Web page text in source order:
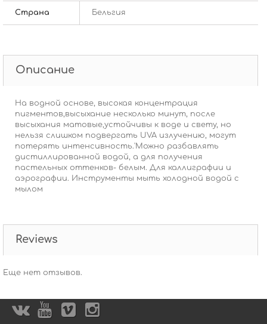
Страна Бельгия
Описание
На водной основе, высокая концентрация
пигментов,высыхание несколько минут, после
высыхания матовые,устойчивы к воде и свету, но
нельзя слишком подвергать UVA излучению, могут
потерять интенсивность.'Можно разбавлять
дистиллированной водой, а для получения
пастельных оттенков- белым. Для каллиграфии и
аэрографии. Инструменты мыть холодной водой с
мылом
Reviews
Еще нет отзывов.